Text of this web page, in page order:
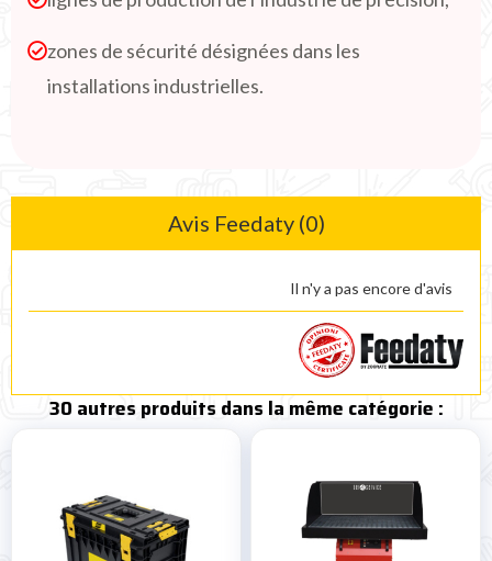
zones de sécurité désignées dans les
installations industrielles.
Avis Feedaty (0)
Il n'y a pas encore d'avis
30 autres produits dans la même catégorie :